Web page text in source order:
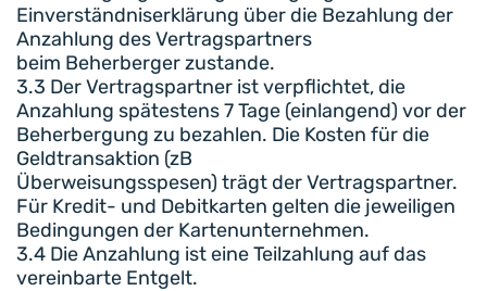
Einverständniserklärung über die Bezahlung der
Anzahlung des Vertragspartners
beim Beherberger zustande.
3.3 Der Vertragspartner ist verpflichtet, die
Anzahlung spätestens 7 Tage (einlangend) vor der
Beherbergung zu bezahlen. Die Kosten für die
Geldtransaktion (zB
Überweisungsspesen) trägt der Vertragspartner.
Für Kredit- und Debitkarten gelten die jeweiligen
Bedingungen der Kartenunternehmen.
3.4 Die Anzahlung ist eine Teilzahlung auf das
vereinbarte Entgelt.